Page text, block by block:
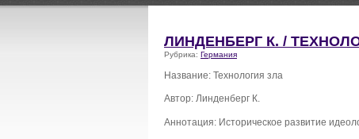
ЛИНДЕНБЕРГ К. /
Рубрика: Германия
Название: Технология зла
Автор: Линденберг К.
Аннотация: Историческое развитие